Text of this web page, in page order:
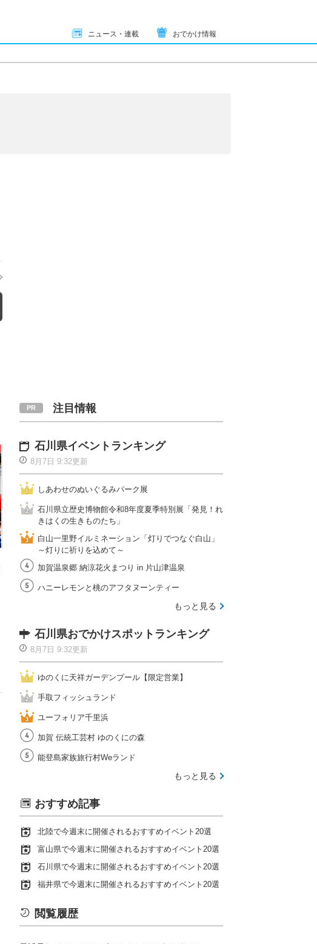
ニュース・連載 おでかけ情報
注目情報
石川県イベントランキング
8月7日 9:32更新
しあわせのぬいぐるみパーク展
石川県立歴史博物館令和8年度夏季特別展「発見！れ
きはくの生きものたち」
白山一里野イルミネーション「灯りでつなぐ白山」
～灯りに祈りを込めて～
加賀温泉郷 納涼花火まつり in 片山津温泉
ハニーレモンと桃のアフタヌーンティー
もっと見る
石川県おでかけスポットランキング
8月7日 9:32更新
ゆのくに天祥ガーデンプール【限定営業】
手取フィッシュランド
ユーフォリア千里浜
加賀 伝統工芸村 ゆのくにの森
能登島家族旅行村Weランド
もっと見る
おすすめ記事
北陸で今週末に開催されるおすすめイベント20選
富山県で今週末に開催されるおすすめイベント20選
石川県で今週末に開催されるおすすめイベント20選
福井県で今週末に開催されるおすすめイベント20選
閲覧履歴